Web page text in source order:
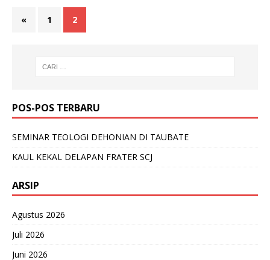
« 1 2
POS-POS TERBARU
SEMINAR TEOLOGI DEHONIAN DI TAUBATE
KAUL KEKAL DELAPAN FRATER SCJ
ARSIP
Agustus 2026
Juli 2026
Juni 2026